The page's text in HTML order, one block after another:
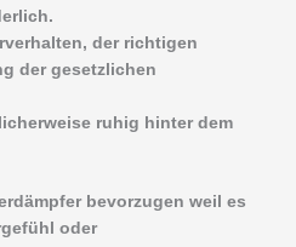
der richtigen
der gesetzlichen
ruhig hinter dem
bevorzugen weil es
oder